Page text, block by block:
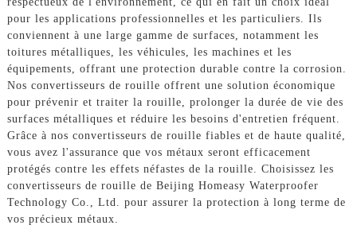
pour les applications professionnelles et les particuliers. Ils
conviennent à une large gamme de surfaces, notamment les
toitures métalliques, les véhicules, les machines et les
équipements, offrant une protection durable contre la corrosion.
Nos convertisseurs de rouille offrent une solution économique
pour prévenir et traiter la rouille, prolonger la durée de vie des
surfaces métalliques et réduire les besoins d'entretien fréquent.
Grâce à nos convertisseurs de rouille fiables et de haute qualité,
vous avez l'assurance que vos métaux seront efficacement
protégés contre les effets néfastes de la rouille. Choisissez les
convertisseurs de rouille de Beijing Homeasy Waterproofer
Technology Co., Ltd. pour assurer la protection à long terme de
vos précieux métaux.